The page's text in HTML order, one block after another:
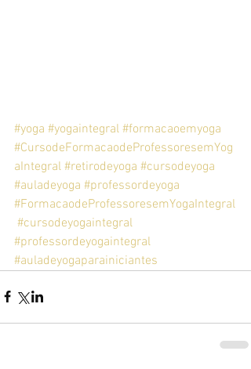
#yoga #yogaintegral #formacaoemyoga
#CursodeFormacaodeProfessoresemYog
aIntegral #retirodeyoga #cursodeyoga
#auladeyoga #professordeyoga
#FormacaodeProfessoresemYogaIntegral
#cursodeyogaintegral
#professordeyogaintegral
#auladeyogaparainiciantes